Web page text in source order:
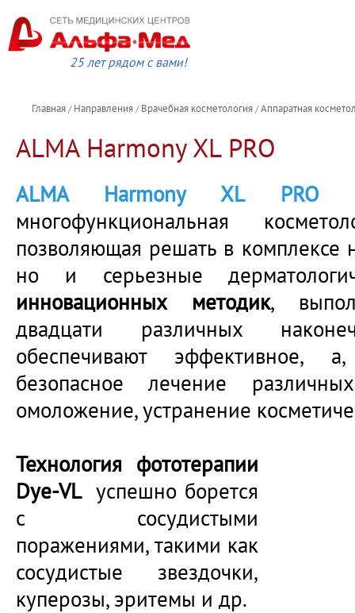
25 лет рядом с вами!
Главная / Направления / Врачебная косметология /Аппаратная
ALMA Harmony XL PRO
ALMA Harmony XL PRO
многофункциональная
позволяющая решать в комплексе
но и серьезные
инновационных методик,
двадцати различных
обеспечивают эффективное,
безопасное лечение
омоложение, устранение
Технология фототерапии
Dye-VL успешно борется
с сосудистыми
поражениями, такими как
сосудистые звездочки,
куперозы, эритемы и др.